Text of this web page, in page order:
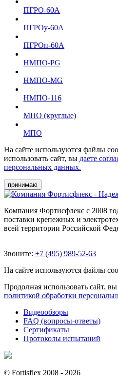
ПГРО-60А
ПГРОу-60А
ПГРОп-60А
НМПО-PG
НМПО-MG
НМПО-116
МПО (круглые)
МПО
На сайте используются файлы
использовать сайт, вы даете
персональных данных.
принимаю
Компания Фортисфлекс с 2008
поставки крепежных и
всей территории Российской
Звоните: +7 (495) 989-52-63
На сайте используются файлы
Продолжая использовать сайт,
политикой обработки
Видеообзоры
FAQ (вопросы-ответы)
Сертификаты
Протоколы испытаний
© Fortisflex 2008 - 2026